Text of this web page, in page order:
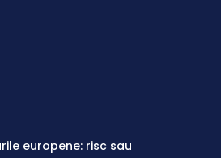
europene: risc sau